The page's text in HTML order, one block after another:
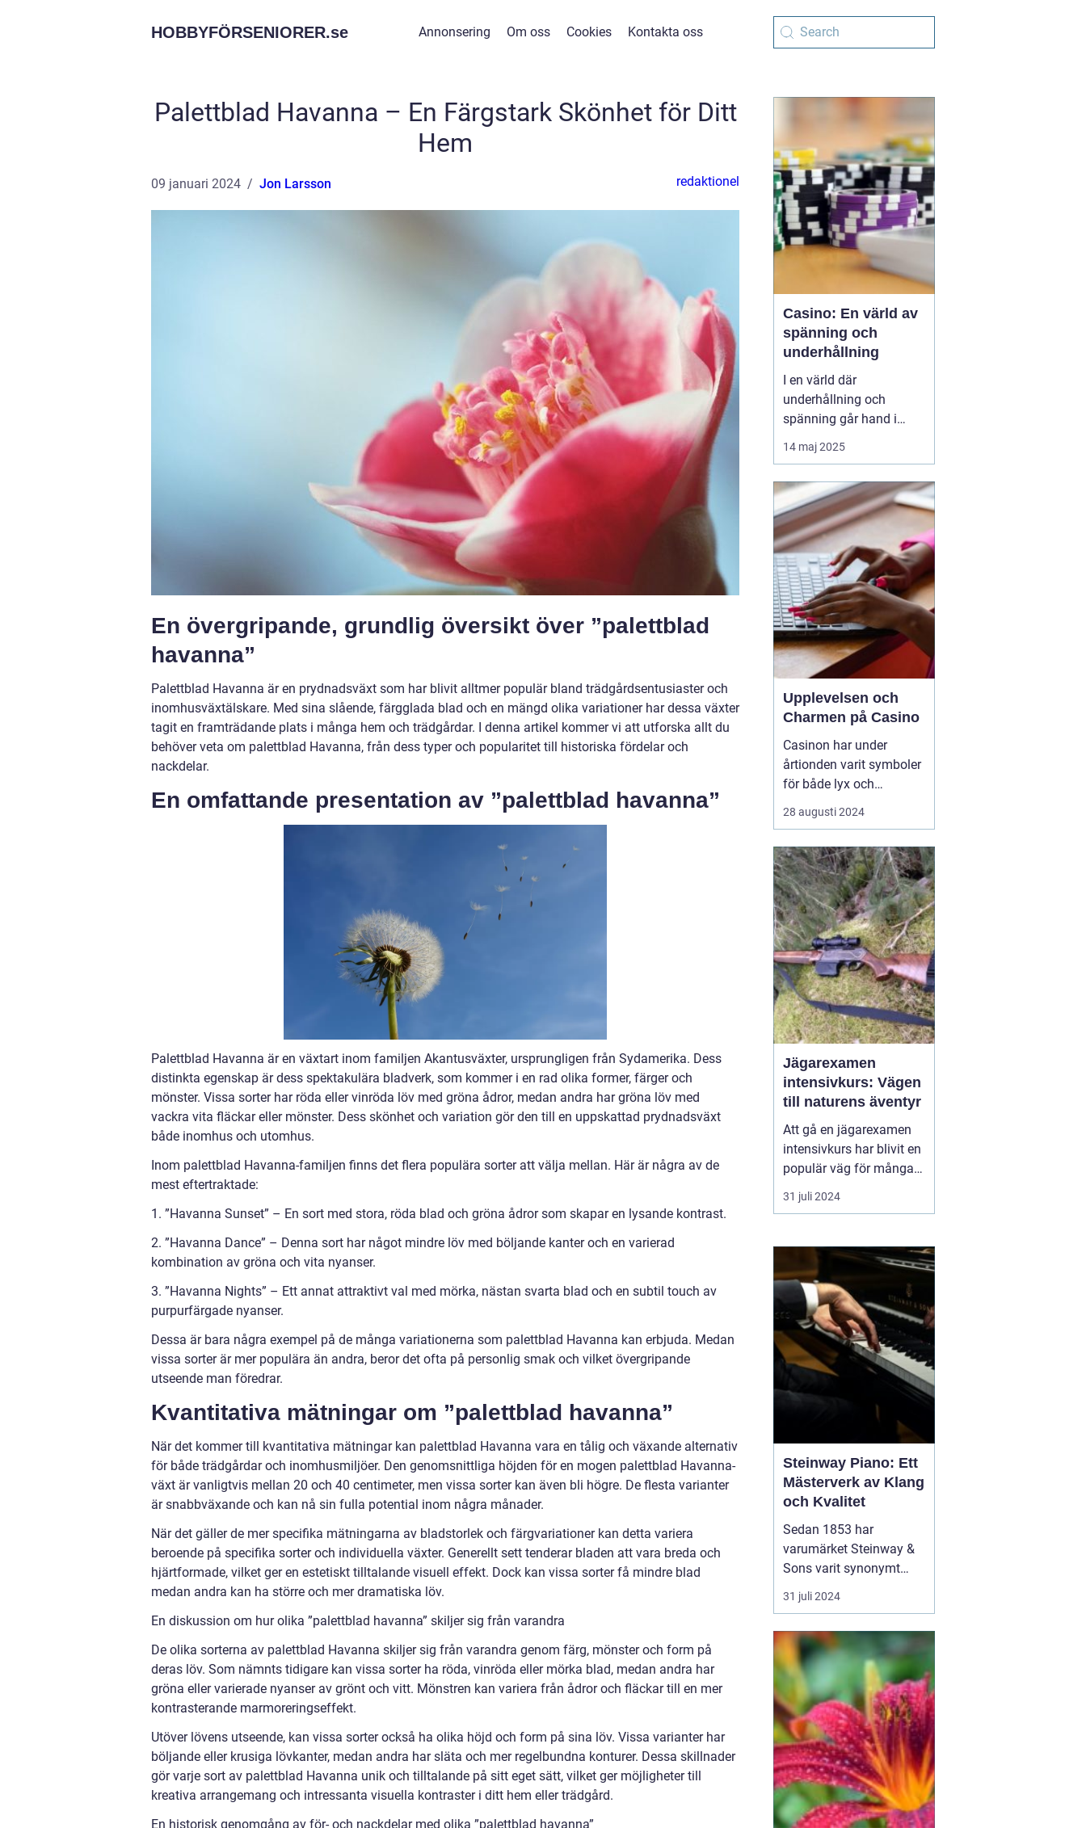
HOBBYFÖRSENIORER.se Annonsering Om oss Cookies Kontakta oss
Palettblad Havanna – En Färgstark Skönhet för Ditt
Hem
09 januari 2024 Jon Larsson redaktionel
En övergripande, grundlig översikt över ”palettblad
havanna”
Palettblad Havanna är en prydnadsväxt som har blivit alltmer populär bland trädgårdsentusiaster och
inomhusväxtälskare. Med sina slående, färgglada blad och en mängd olika variationer har dessa växter
tagit en framträdande plats i många hem och trädgårdar. I denna artikel kommer vi att utforska allt du
behöver veta om palettblad Havanna, från dess typer och popularitet till historiska fördelar och
nackdelar.
En omfattande presentation av ”palettblad havanna”
Palettblad Havanna är en växtart inom familjen Akantusväxter, ursprungligen från Sydamerika. Dess
distinkta egenskap är dess spektakulära bladverk, som kommer i en rad olika former, färger och
mönster. Vissa sorter har röda eller vinröda löv med gröna ådror, medan andra har gröna löv med
vackra vita fläckar eller mönster. Dess skönhet och variation gör den till en uppskattad prydnadsväxt
både inomhus och utomhus.
Inom palettblad Havanna-familjen finns det flera populära sorter att välja mellan. Här är några av de
mest eftertraktade:
1. ”Havanna Sunset” – En sort med stora, röda blad och gröna ådror som skapar en lysande kontrast.
2. ”Havanna Dance” – Denna sort har något mindre löv med böljande kanter och en varierad
kombination av gröna och vita nyanser.
3. ”Havanna Nights” – Ett annat attraktivt val med mörka, nästan svarta blad och en subtil touch av
purpurfärgade nyanser.
Dessa är bara några exempel på de många variationerna som palettblad Havanna kan erbjuda. Medan
vissa sorter är mer populära än andra, beror det ofta på personlig smak och vilket övergripande
utseende man föredrar.
Kvantitativa mätningar om ”palettblad havanna”
När det kommer till kvantitativa mätningar kan palettblad Havanna vara en tålig och växande alternativ
för både trädgårdar och inomhusmiljöer. Den genomsnittliga höjden för en mogen palettblad Havanna-
växt är vanligtvis mellan 20 och 40 centimeter, men vissa sorter kan även bli högre. De flesta varianter
är snabbväxande och kan nå sin fulla potential inom några månader.
När det gäller de mer specifika mätningarna av bladstorlek och färgvariationer kan detta variera
beroende på specifika sorter och individuella växter. Generellt sett tenderar bladen att vara breda och
hjärtformade, vilket ger en estetiskt tilltalande visuell effekt. Dock kan vissa sorter få mindre blad
medan andra kan ha större och mer dramatiska löv.
En diskussion om hur olika ”palettblad havanna” skiljer sig från varandra
De olika sorterna av palettblad Havanna skiljer sig från varandra genom färg, mönster och form på
deras löv. Som nämnts tidigare kan vissa sorter ha röda, vinröda eller mörka blad, medan andra har
gröna eller varierade nyanser av grönt och vitt. Mönstren kan variera från ådror och fläckar till en mer
kontrasterande marmoreringseffekt.
Utöver lövens utseende, kan vissa sorter också ha olika höjd och form på sina löv. Vissa varianter har
böljande eller krusiga lövkanter, medan andra har släta och mer regelbundna konturer. Dessa skillnader
gör varje sort av palettblad Havanna unik och tilltalande på sitt eget sätt, vilket ger möjligheter till
kreativa arrangemang och intressanta visuella kontraster i ditt hem eller trädgård.
En historisk genomgång av för- och nackdelar med olika ”palettblad havanna”
Casino: En värld av
spänning och
underhållning
I en värld där
underhållning och
spänning går hand i
hand, står casinon som
en av de mest ikoniska
av tidsfördriv. Casinon
erbjuder en unik mix av
lyx, adrenalin och
möjligheter att vin...
14 maj 2025
Upplevelsen och
Charmen på Casino
Casinon har under
årtionden varit symboler
för både lyx och
spänning. En plats där
tur och skicklighet går
varje besökare kan
drömma om att vinna
stort. Med glamour, flärd
och ...
28 augusti 2024
Jägarexamen
intensivkurs: Vägen
till naturens äventyr
Att gå en jägarexamen
intensivkurs har blivit en
populär väg för många
naturintresserade att
komma närmare
ansvarsfull jakt. En väl
utformad kurs ger den
blivande jägaren de...
31 juli 2024
Steinway Piano: Ett
Mästerverk av Klang
och Kvalitet
Sedan 1853 har
varumärket Steinway &
Sons varit synonymt
med innovation,
excellens och
när det kommer till
pianon. Genom att
blanda skickligt hantverk
med avancerad
teknologi har Steinway
pianon vunnit &ou...
31 juli 2024